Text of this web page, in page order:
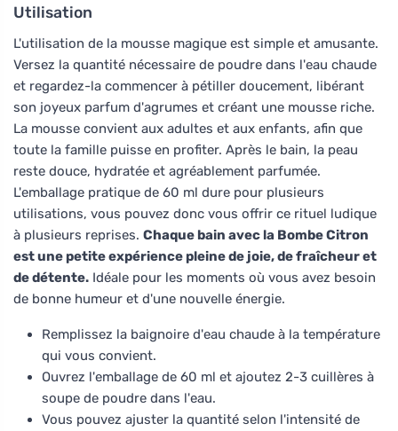
Utilisation
L'utilisation de la mousse magique est simple et amusante.
Versez la quantité nécessaire de poudre dans l'eau chaude
et regardez-la commencer à pétiller doucement, libérant
son joyeux parfum d'agrumes et créant une mousse riche.
La mousse convient aux adultes et aux enfants, afin que
toute la famille puisse en profiter. Après le bain, la peau
reste douce, hydratée et agréablement parfumée.
L'emballage pratique de 60 ml dure pour plusieurs
utilisations, vous pouvez donc vous offrir ce rituel ludique
à plusieurs reprises. Chaque bain avec la Bombe Citron
est une petite expérience pleine de joie, de fraîcheur et
de détente. Idéale pour les moments où vous avez besoin
de bonne humeur et d'une nouvelle énergie.
Remplissez la baignoire d'eau chaude à la température
qui vous convient.
Ouvrez l'emballage de 60 ml et ajoutez 2-3 cuillères à
soupe de poudre dans l'eau.
Vous pouvez ajuster la quantité selon l'intensité de